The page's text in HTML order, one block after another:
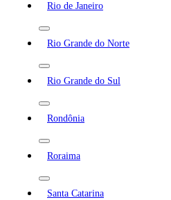
Rio de Janeiro
Rio Grande do Norte
Rio Grande do Sul
Rondônia
Roraima
Santa Catarina